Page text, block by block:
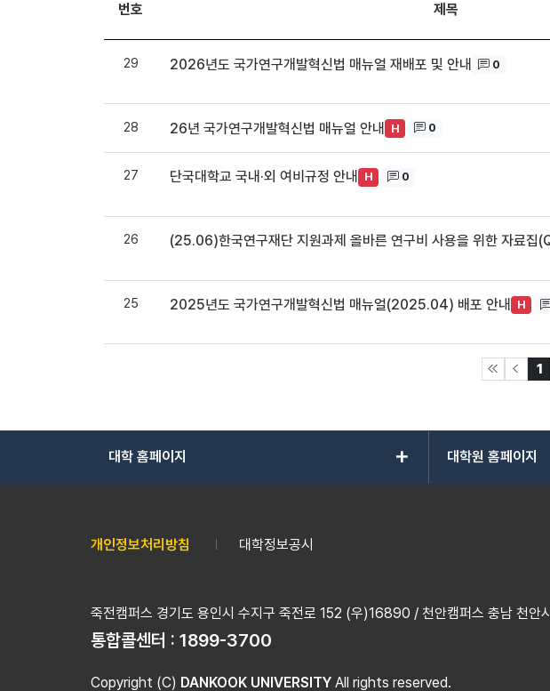
번호 제목
29 2026년도 국가연구개발혁신법 매뉴얼 재배포 및 안내 0
28 26년 국가연구개발혁신법 매뉴얼 안내 H 0
27 단국대학교 국내·외 여비규정 안내 H 0
26
25 2025년도 국가연구개발혁신법 매뉴얼(2025.04) 배포 안내 H
1
대학 홈페이지 add 대학원 홈페이지
개인정보처리방침 대학정보공시
죽전캠퍼스 경기도 용인시 수지구 죽전로 152 (우)16890 / 천안캠퍼스 충남 천안
통합콜센터 : 1899-3700
Copyright (C) DANKOOK UNIVERSITY All rights reserved.